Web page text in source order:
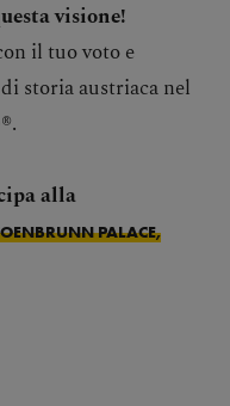
visione!
il tuo voto e
storia austriaca nel
alla
PALACE,